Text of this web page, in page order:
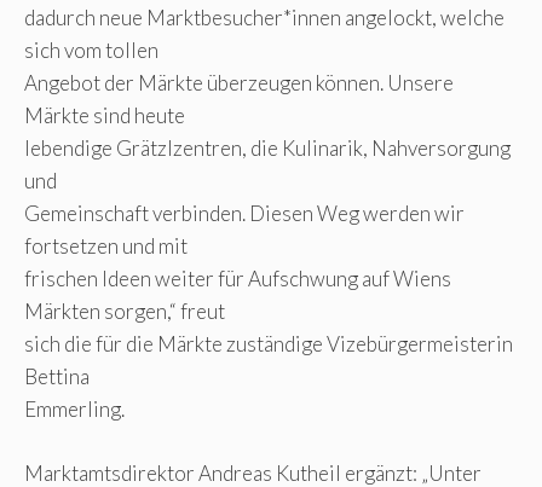
dadurch neue Marktbesucher*innen angelockt, welche
sich vom tollen
Angebot der Märkte überzeugen können. Unsere
Märkte sind heute
lebendige Grätzlzentren, die Kulinarik, Nahversorgung
und
Gemeinschaft verbinden. Diesen Weg werden wir
fortsetzen und mit
frischen Ideen weiter für Aufschwung auf Wiens
Märkten sorgen,“ freut
sich die für die Märkte zuständige Vizebürgermeisterin
Bettina
Emmerling.
Marktamtsdirektor Andreas Kutheil ergänzt: „Unter